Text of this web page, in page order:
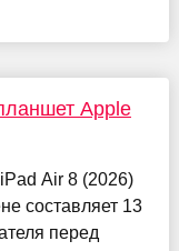
Apple
Air 8 (2026)
составляет 13
перед